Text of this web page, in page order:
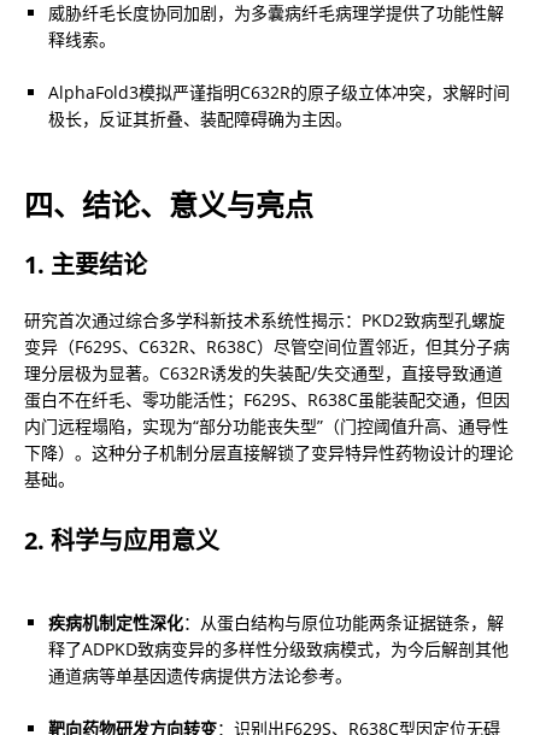
威胁纤毛长度协同加剧，为多囊病纤毛病理学提供了功能性解
释线索。
AlphaFold3模拟严谨指明C632R的原子级立体冲突，求解时间
极长，反证其折叠、装配障碍确为主因。
四、结论、意义与亮点
1. 主要结论
研究首次通过综合多学科新技术系统性揭示：PKD2致病型孔螺旋
变异（F629S、C632R、R638C）尽管空间位置邻近，但其分子病
理分层极为显著。C632R诱发的失装配/失交通型，直接导致通道
蛋白不在纤毛、零功能活性；F629S、R638C虽能装配交通，但因
内门远程塌陷，实现为“部分功能丧失型”（门控阈值升高、通导性
下降）。这种分子机制分层直接解锁了变异特异性药物设计的理论
基础。
2. 科学与应用意义
疾病机制定性深化：从蛋白结构与原位功能两条证据链条，解
释了ADPKD致病变异的多样性分级致病模式，为今后解剖其他
通道病等单基因遗传病提供方法论参考。
靶向药物研发方向转变：识别出F629S、R638C型因定位无碍